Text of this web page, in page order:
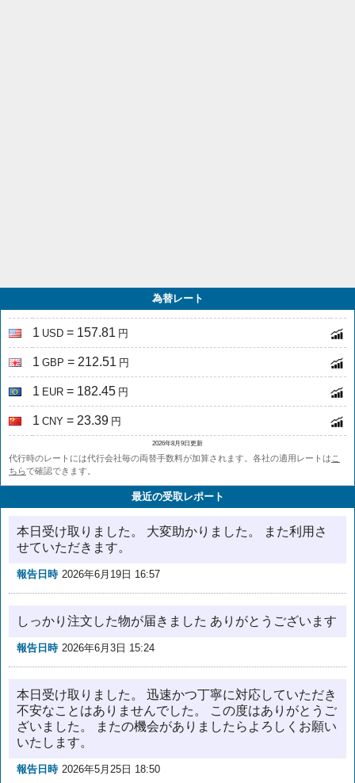
為替レート
1 USD = 157.81 円
1 GBP = 212.51 円
1 EUR = 182.45 円
1 CNY = 23.39 円
2026年8月9日更新
代行時のレートには代行会社毎の両替手数料が加算されます。各社の適用レートは こ
ちらで確認できます。
最近の受取レポート
本日受け取りました。 大変助かりました。 また利用さ
せていただきます。
報告日時 2026年6月19日 16:57
しっかり注文した物が届きました ありがとうございます
報告日時 2026年6月3日 15:24
本日受け取りました。 迅速かつ丁寧に対応していただき
不安なことはありませんでした。 この度はありがとうご
ざいました。 またの機会がありましたらよろしくお願い
いたします。
報告日時 2026年5月25日 18:50